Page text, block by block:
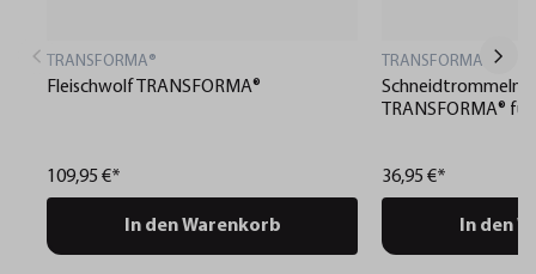
TRANSFORMA®
Fleischwolf TRANSFORMA®
109,95 €*
In den Warenkorb
TRANSFORMA®
Schneidtrommeln
TRANSFORMA®
TRANSFORMA®
36,95 €*
In den